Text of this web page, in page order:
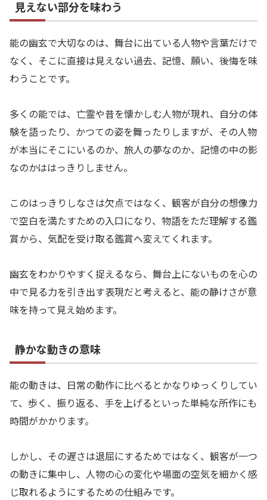
見えない部分を味わう
能の幽玄で大切なのは、舞台に出ている人物や言葉だけで
なく、そこに直接は見えない過去、記憶、願い、後悔を味
わうことです。
多くの能では、亡霊や昔を懐かしむ人物が現れ、自分の体
験を語ったり、かつての姿を舞ったりしますが、その人物
が本当にそこにいるのか、旅人の夢なのか、記憶の中の影
なのかははっきりしません。
このはっきりしなさは欠点ではなく、観客が自分の想像力
で空白を満たすための入口になり、物語をただ理解する鑑
賞から、気配を受け取る鑑賞へ変えてくれます。
幽玄をわかりやすく捉えるなら、舞台上にないものを心の
中で見る力を引き出す表現だと考えると、能の静けさが意
味を持って見え始めます。
静かな動きの意味
能の動きは、日常の動作に比べるとかなりゆっくりしてい
て、歩く、振り返る、手を上げるといった単純な所作にも
時間がかかります。
しかし、その遅さは退屈にするためではなく、観客が一つ
の動きに集中し、人物の心の変化や場面の空気を細かく感
じ取れるようにするための仕組みです。